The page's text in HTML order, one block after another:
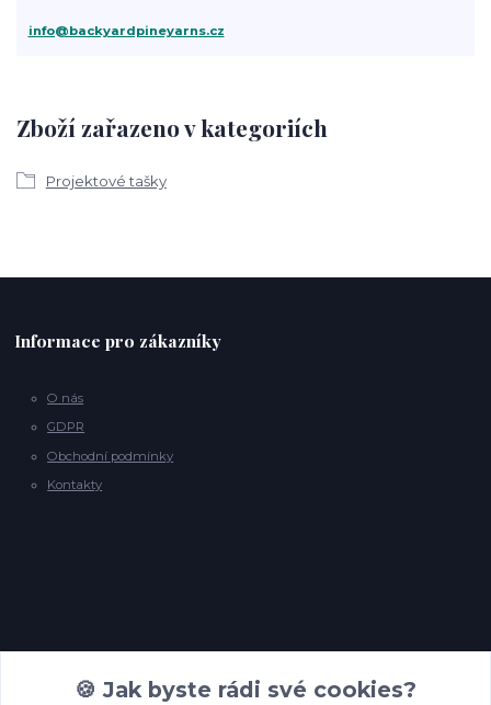
Zboží zařazeno v kategoriích
Projektové tašky
info@backyardpineyarns.cz
Informace pro zákazníky
O nás
GDPR
Obchodní podmínky
Kontakty
🍪 Jak byste rádi své cookies?